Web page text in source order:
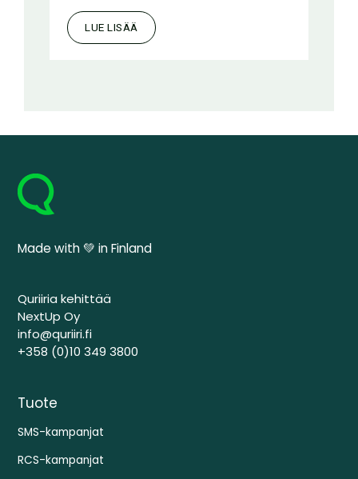
LUE LISÄÄ
Made with 💚 in Finland
Quriiria kehittää
NextUp Oy
info@quriiri.fi
+358 (0)10 349 3800
Tuote
SMS-kampanjat
RCS-kampanjat